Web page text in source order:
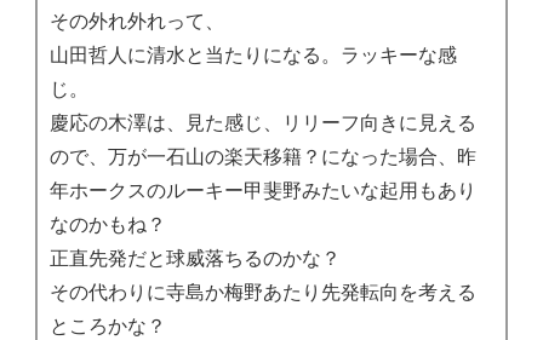
その外れ外れって、
山田哲人に清水と当たりになる。ラッキーな感
じ。
慶応の木澤は、見た感じ、リリーフ向きに見える
ので、万が一石山の楽天移籍？になった場合、昨
年ホークスのルーキー甲斐野みたいな起用もあり
なのかもね？
正直先発だと球威落ちるのかな？
その代わりに寺島か梅野あたり先発転向を考える
ところかな？